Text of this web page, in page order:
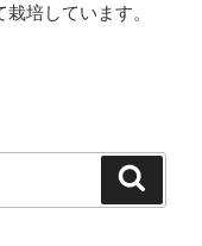
培しています。